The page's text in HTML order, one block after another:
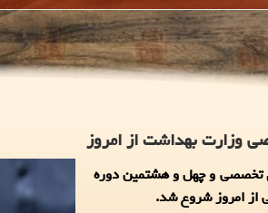
وزارت بهداشت از امروز
تخصصی و چهل و هشتمین دوره
امروز شروع شد.